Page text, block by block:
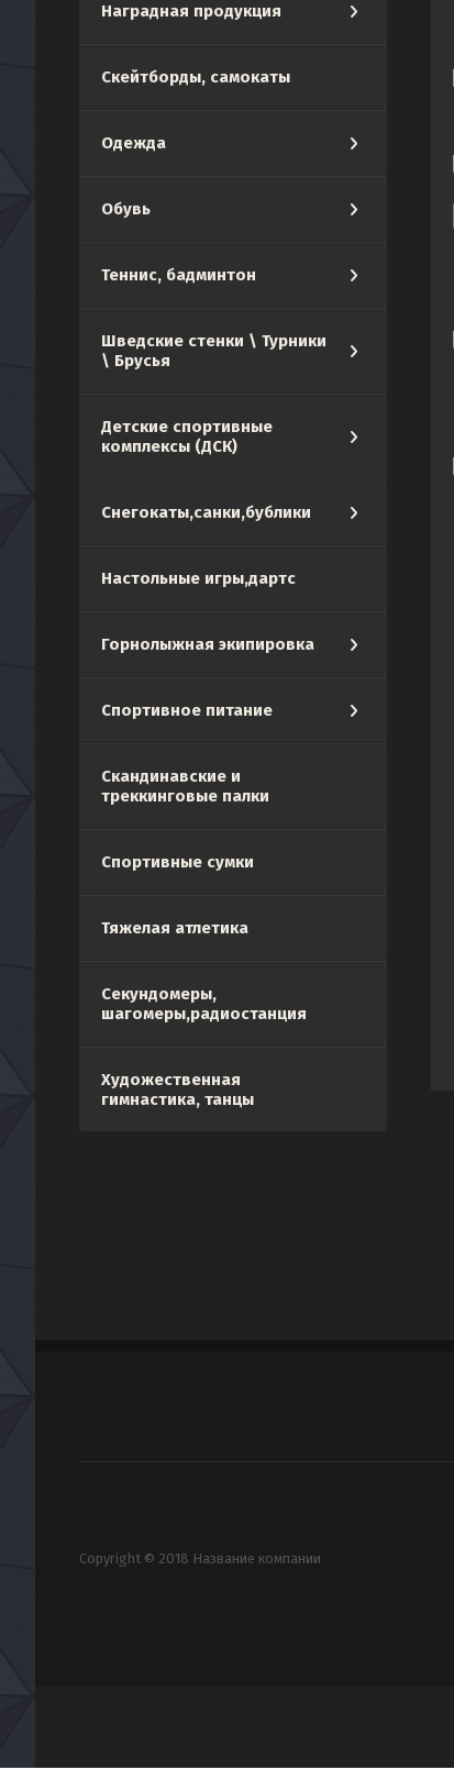
Наградная продукция
Скейтборды, самокаты
Одежда
Обувь
Теннис, бадминтон
Шведские стенки \ Турники
\ Брусья
Детские спортивные
комплексы (ДСК)
Снегокаты,санки,бублики
Настольные игры,дартс
Горнолыжная экипировка
Спортивное питание
Скандинавские и
треккинговые палки
Спортивные сумки
Тяжелая атлетика
Секундомеры,
шагомеры,радиостанция
Художественная
гимнастика, танцы
Copyright © 2018 Название компании